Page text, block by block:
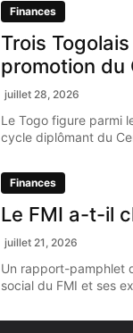
Finances
Trois
promotion du
juillet 28, 2026
Le Togo figure parmi
cycle diplômant du
Finances
Le FMI a-t-il
juillet 21, 2026
Un rapport-pamphlet
social du FMI et ses